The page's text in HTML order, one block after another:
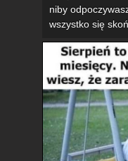
niby
wszystko się